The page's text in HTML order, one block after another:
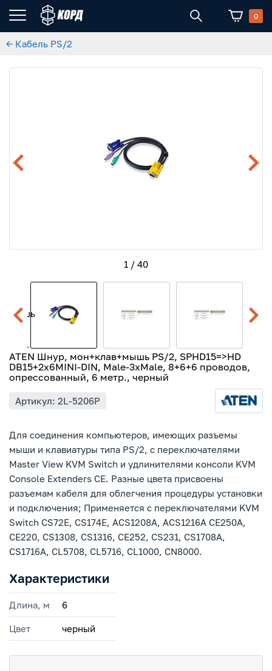
0
← Кабель PS/2
1 / 40
ATEN Шнур, мон+клав+мышь PS/2, SPHD15=>HD
DB15+2x6MINI-DIN, Male-3xMale, 8+6+6 проводов,
опрессованный, 6 метр., черный
Артикул: 2L-5206P
Для соединения компьютеров, имеющих разъемы
мыши и клавиатуры типа PS/2, с переключателями
Master View KVM Switch и удлинителями консоли KVM
Console Extenders CE. Разные цвета присвоены
разъемам кабеля для облегчения процедуры установки
и подключения; Применяется с переключателями KVM
Switch CS72E, CS174E, ACS1208A, ACS1216A CE250A,
CE220, CS1308, CS1316, CE252, CS231, CS1708A,
CS1716A, CL5708, CL5716, CL1000, CN8000.
Характеристики
Длина, м 6
Цвет черный